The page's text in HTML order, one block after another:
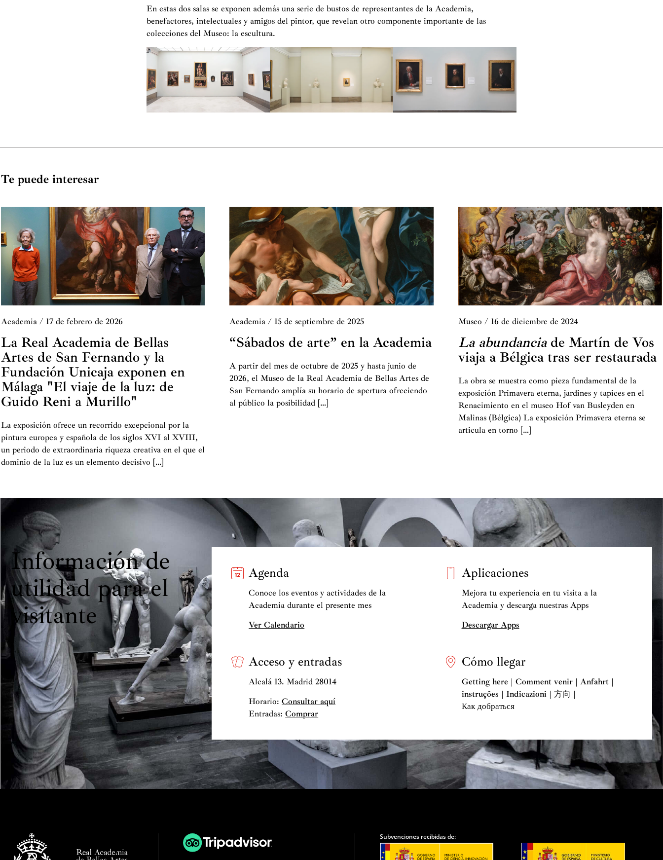
En estas dos salas se exponen además una serie de bustos de representantes de la Academia,
benefactores, intelectuales y amigos del pintor, que revelan otro componente importante de las
colecciones del Museo: la escultura.
Te puede interesar
Academia / 17 de febrero de 2026
La Real Academia de Bellas
Artes de San Fernando y la
Fundación Unicaja exponen en
Málaga "El viaje de la luz: de
Guido Reni a Murillo"
La exposición ofrece un recorrido excepcional por la
pintura europea y española de los siglos XVI al XVIII,
un periodo de extraordinaria riqueza creativa en el que el
dominio de la luz es un elemento decisivo […]
Academia /15 de septiembre de 2025
“Sábados de arte” en la Academia
A partir del mes de octubre de 2025 y hasta junio de
2026, el Museo de la Real Academia de Bellas Artes de
San Fernando amplía su horario de apertura ofreciendo
al público la posibilidad […]
Museo / 16 de diciembre de 2024
La abundanciade Martín de Vos
viaja a Bélgica tras ser restaurada
La obra se muestra como pieza fundamental de la
exposición Primavera eterna, jardines y tapices en el
Renacimiento en el museo Hof van Busleyden en
Malinas (Bélgica) La exposición Primavera eterna se
articula en torno […]
Información de
utilidad para el
visitante
Agenda
Conoce los eventos y actividades de la
Academia durante el presente mes
Ver Calendario
Aplicaciones
Mejora tu experiencia en tu visita a la
Academia y descarga nuestras Apps
Descargar Apps
Acceso y entradas
Alcalá 13. Madrid 28014
Horario:Consultar aquí
Entradas:Comprar
Cómo llegar
Getting here | Comment venir | Anfahrt |
instruções | Indicazioni | 方向 |
Как добраться
Subvenciones recibidas de: